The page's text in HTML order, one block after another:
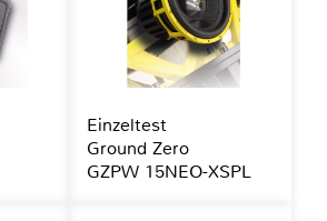
Einzeltest
Ground Zero
GZPW 15NEO-XSPL